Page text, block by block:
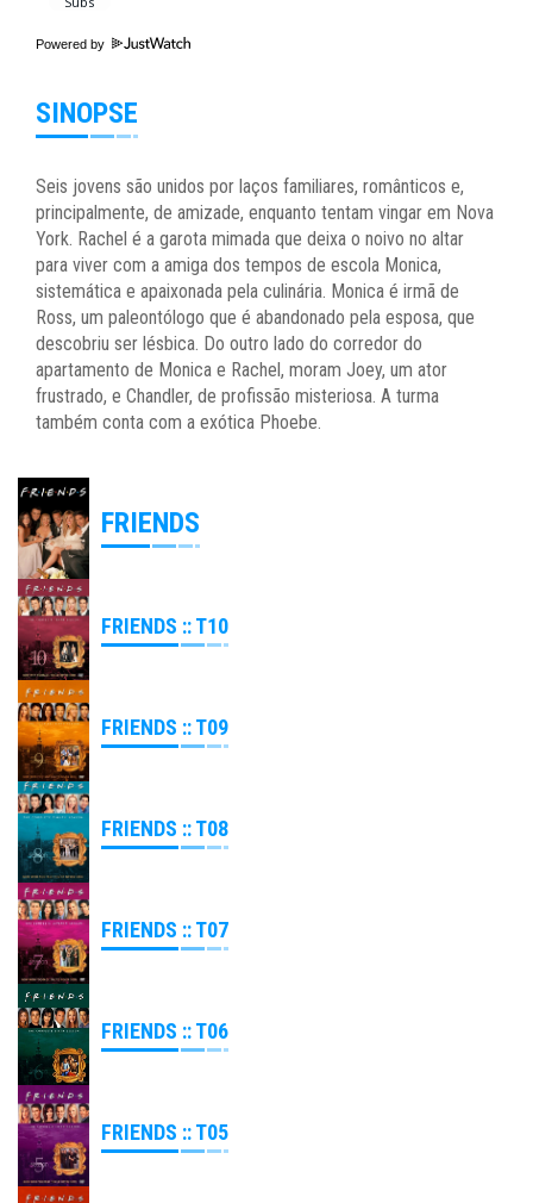
Powered by
SINOPSE
Seis jovens são unidos por laços familiares, românticos e,
principalmente, de amizade, enquanto tentam vingar em Nova
York. Rachel é a garota mimada que deixa o noivo no altar
para viver com a amiga dos tempos de escola Monica,
sistemática e apaixonada pela culinária. Monica é irmã de
Ross, um paleontólogo que é abandonado pela esposa, que
descobriu ser lésbica. Do outro lado do corredor do
apartamento de Monica e Rachel, moram Joey, um ator
frustrado, e Chandler, de profissão misteriosa. A turma
também conta com a exótica Phoebe.
FRIENDS
FRIENDS :: T10
FRIENDS :: T09
FRIENDS :: T08
FRIENDS :: T07
FRIENDS :: T06
FRIENDS :: T05